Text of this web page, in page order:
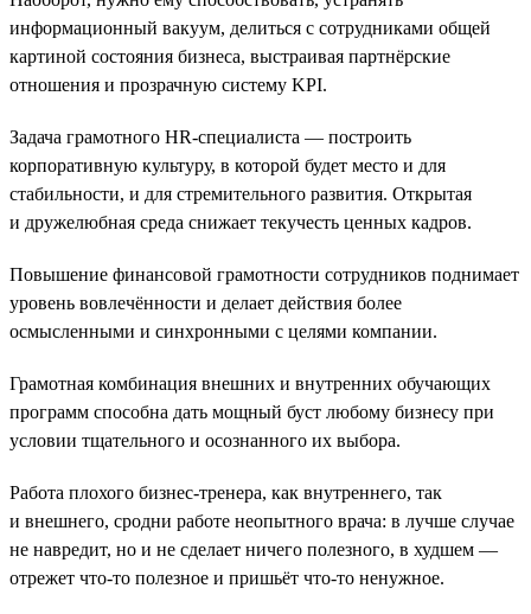
информационный вакуум, делиться с сотрудниками общей
картиной состояния бизнеса, выстраивая партнёрские
отношения и прозрачную систему KPI.
Задача грамотного HR-специалиста — построить
корпоративную культуру, в которой будет место и для
стабильности, и для стремительного развития. Открытая
и дружелюбная среда снижает текучесть ценных кадров.
Повышение финансовой грамотности сотрудников поднимает
уровень вовлечённости и делает действия более
осмысленными и синхронными с целями компании.
Грамотная комбинация внешних и внутренних обучающих
программ способна дать мощный буст любому бизнесу при
условии тщательного и осознанного их выбора.
Работа плохого бизнес-тренера, как внутреннего, так
и внешнего, сродни работе неопытного врача: в лучше случае
не навредит, но и не сделает ничего полезного, в худшем —
отрежет что-то полезное и пришьёт что-то ненужное.